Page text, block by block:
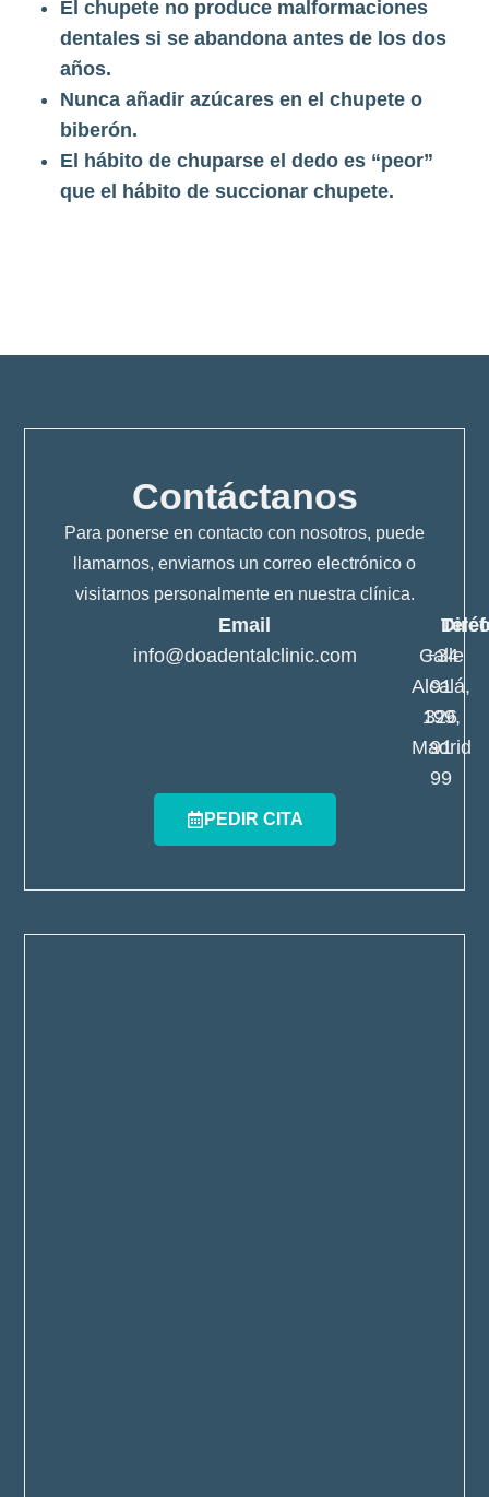
El chupete no produce malformaciones
dentales si se abandona antes de los dos
años.
Nunca añadir azúcares en el chupete o
biberón.
El hábito de chuparse el dedo es “peor”
que el hábito de succionar chupete.
Contáctanos
Para ponerse en contacto con nosotros, puede
llamarnos, enviarnos un correo electrónico o
visitarnos personalmente en nuestra clínica.
Email
info@doadentalclinic.com
+34
91
326
91
99
Calle
Alcalá,
199,
Madrid
PEDIR CITA